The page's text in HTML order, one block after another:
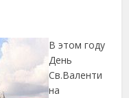
В этом году
День
Св.Валенти
на